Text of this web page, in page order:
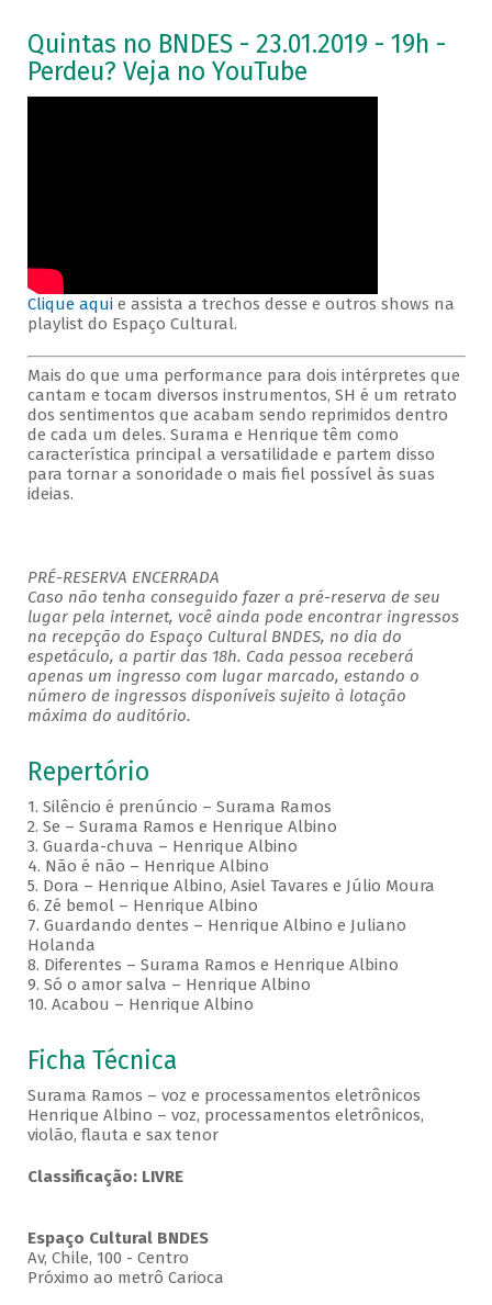
Quintas no BNDES - 23.01.2019 - 19h -
Perdeu? Veja no YouTube
Clique aquie assista a trechos desse e outros shows na
playlist do Espaço Cultural.
Mais do que uma performance para dois intérpretes que
cantam e tocam diversos instrumentos, SH é um retrato
dos sentimentos que acabam sendo reprimidos dentro
de cada um deles. Surama e Henrique têm como
característica principal a versatilidade e partem disso
para tornar a sonoridade o mais fiel possível às suas
ideias.
PRÉ-RESERVA ENCERRADA
Caso não tenha conseguido fazer a pré-reserva de seu
lugar pela internet, você ainda pode encontrar ingressos
na recepção do Espaço Cultural BNDES, no dia do
espetáculo, a partir das 18h. Cada pessoa receberá
apenas um ingresso com lugar marcado, estando o
número de ingressos disponíveis sujeito à lotação
máxima do auditório.
Repertório
1. Silêncio é prenúncio – Surama Ramos
2. Se – Surama Ramos e Henrique Albino
3. Guarda-chuva – Henrique Albino
4. Não é não – Henrique Albino
5. Dora – Henrique Albino, Asiel Tavares e Júlio Moura
6. Zé bemol – Henrique Albino
7. Guardando dentes – Henrique Albino e Juliano
Holanda
8. Diferentes – Surama Ramos e Henrique Albino
9. Só o amor salva – Henrique Albino
10. Acabou – Henrique Albino
Ficha Técnica
Surama Ramos – voz e processamentos eletrônicos
Henrique Albino – voz, processamentos eletrônicos,
violão, flauta e sax tenor
Classificação: LIVRE
Espaço Cultural BNDES
Av, Chile, 100 - Centro
Próximo ao metrô Carioca